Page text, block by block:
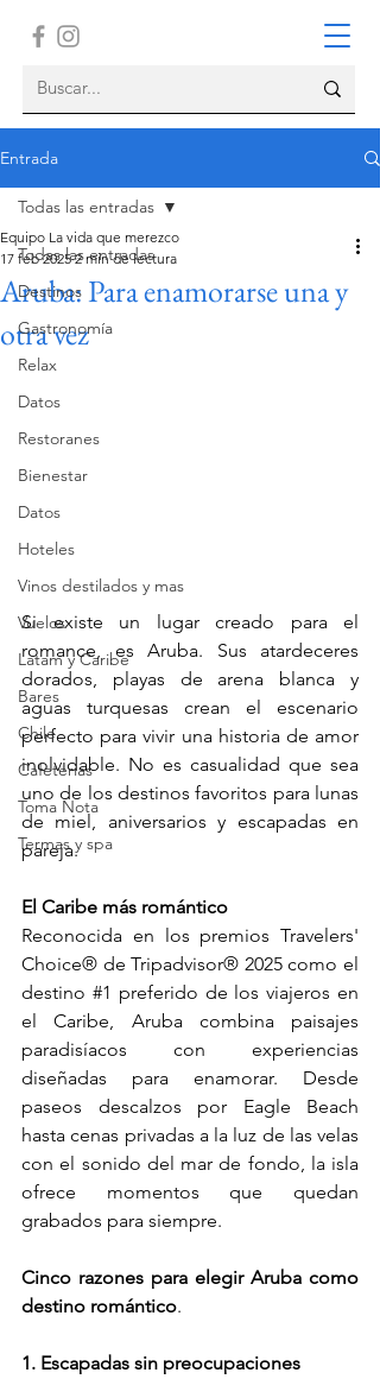
Entrada
Todas las entradas
Destinos
Gastronomía
Relax
Datos
Restoranes
Bienestar
Datos
Hoteles
Vinos destilados y mas
Vuelos
Latam y Caribe
Bares
Chile
Cafeterias
Toma Nota
Termas y spa
Todas las entradas
Aruba: Para enamorarse una y
otra vez
Equipo La vida que merezco
17 feb 2025 2 min de lectura
Si existe un lugar creado para el
romance, es Aruba. Sus atardeceres
dorados, playas de arena blanca y
aguas turquesas crean el escenario
perfecto para vivir una historia de amor
inolvidable. No es casualidad que sea
uno de los destinos favoritos para lunas
de miel, aniversarios y escapadas en
pareja.
El Caribe más romántico
Reconocida en los premios Travelers'
Choice® de Tripadvisor® 2025 como el
destino #1 preferido de los viajeros en
el Caribe, Aruba combina paisajes
paradisíacos con experiencias
diseñadas para enamorar. Desde
paseos descalzos por Eagle Beach
hasta cenas privadas a la luz de las velas
con el sonido del mar de fondo, la isla
ofrece momentos que quedan
grabados para siempre.
Cinco razones para elegir Aruba como
destino romántico.
1. Escapadas sin preocupaciones